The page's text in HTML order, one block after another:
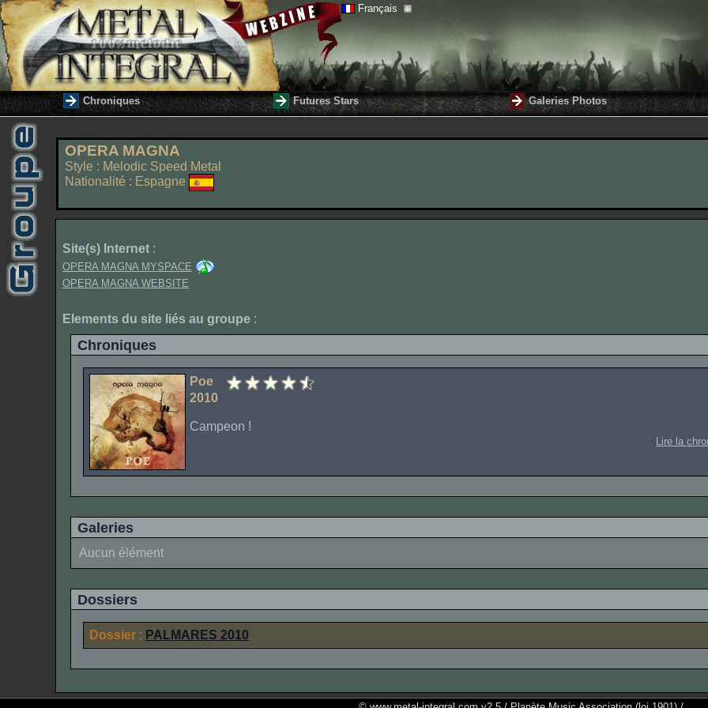
Français
Chroniques Futures Stars Galeries Photos
OPERA MAGNA
Style : Melodic Speed Metal
Nationalité : Espagne
Site(s) Internet :
OPERA MAGNA MYSPACE
OPERA MAGNA WEBSITE
Elements du site liés au groupe :
Chroniques
Poe
2010
Campeon !
Lire la
Galeries
Aucun élément
Dossiers
Dossier : PALMARES 2010